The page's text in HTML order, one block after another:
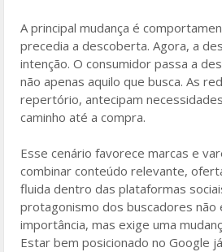
A principal mudança é
precedia a descoberta. Agora, a
intenção. O consumidor passa a
não apenas aquilo que busca. As
repertório, antecipam
caminho até a compra.
Esse cenário favorece marcas e
combinar conteúdo relevante,
fluida dentro das plataformas
protagonismo dos buscadores não
importância, mas exige uma
Estar bem posicionado no Google